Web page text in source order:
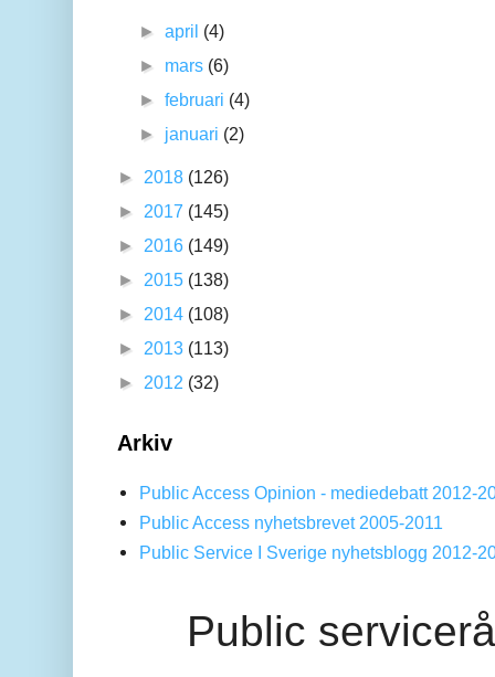
►april (4)
► mars (6)
►februari (4)
► januari (2)
► 2018 (126)
► 2017 (145)
► 2016 (149)
► 2015 (138)
► 2014 (108)
► 2013 (113)
► 2012 (32)
Arkiv
Public Access Opinion - mediedebatt 2012-
Public Access nyhetsbrevet 2005-2011
Public Service I Sverige nyhetsblogg 2012-
Public